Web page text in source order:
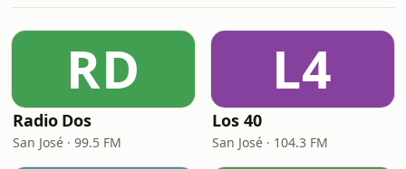
RD
Radio Dos
San José · 99.5 FM
L4
Los 40
San José · 104.3 FM